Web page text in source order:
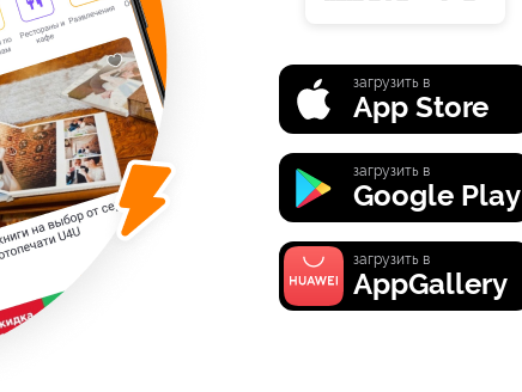
загрузить в
App Store
загрузить в
Google Play
загрузить в
AppGallery